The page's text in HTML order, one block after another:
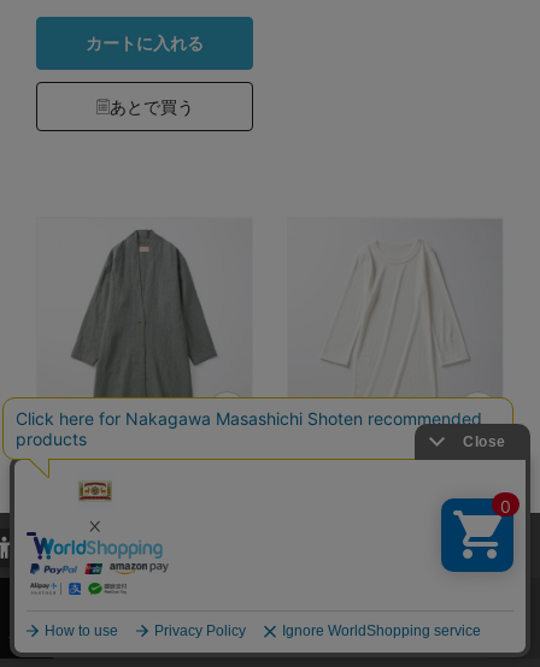
カートに入れる
あとで買う
厚手麻の羽織コート
カラー：WEB限定 203
青緑
28,600円（税込）
4.5（2） 4.6（32）
当サイトでは、当サイト内における閲覧履歴・属性情報などの取得およ
び利便性向上のためにクッキー（Cookie）を使用いたします。詳細に
関しては「プライバシーポリシー
承諾する